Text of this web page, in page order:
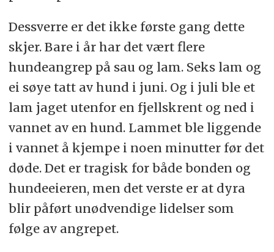
Dessverre er det ikke første gang dette
skjer. Bare i år har det vært flere
hundeangrep på sau og lam. Seks lam og
ei søye tatt av hund i juni. Og i juli ble et
lam jaget utenfor en fjellskrent og ned i
vannet av en hund. Lammet ble liggende
i vannet å kjempe i noen minutter før det
døde. Det er tragisk for både bonden og
hundeeieren, men det verste er at dyra
blir påført unødvendige lidelser som
følge av angrepet.